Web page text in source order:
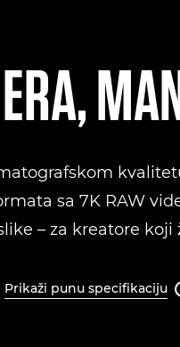
sa 7K RAW
– za kreatore koji
Prikaži punu specifikaciju